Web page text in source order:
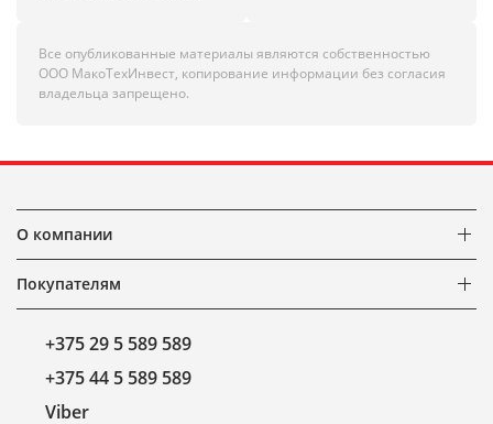
Все опубликованные материалы являются собственностью
ООО МакоТехИнвест, копирование информации без согласия
владельца запрещено.
О компании
Покупателям
+375 29 5 589 589
+375 44 5 589 589
Viber